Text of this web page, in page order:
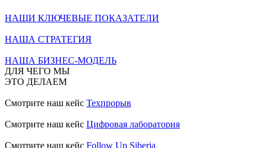
НАШИ КЛЮЧЕВЫЕ ПОКАЗАТЕЛИ
НАША СТРАТЕГИЯ
НАША БИЗНЕС-МОДЕЛЬ
ДЛЯ ЧЕГО МЫ
ЭТО ДЕЛАЕМ
Смотрите наш кейс Техпрорыв
Смотрите наш кейс Цифровая лаборатория
Смотрите наш кейс Follow Up Siberia